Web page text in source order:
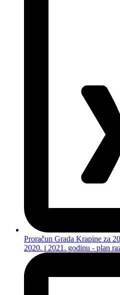
Proračun Grada Krapine za
2020. i 2021. godinu - plan